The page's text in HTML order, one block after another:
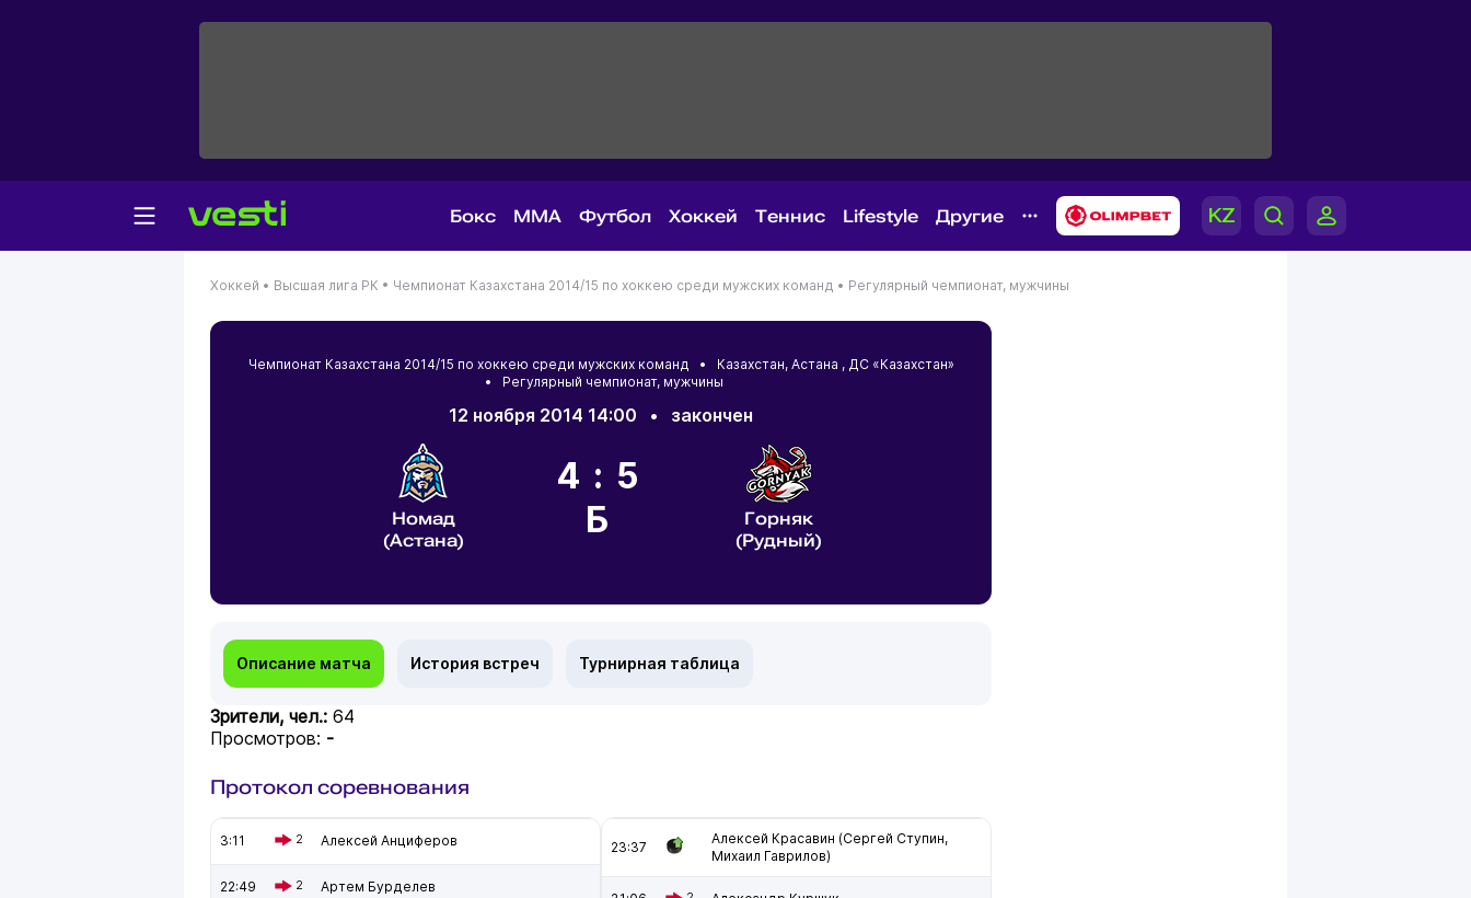
Бокс MMA Футбол Хоккей Теннис Lifestyle Другие
Хоккей • Высшая лига РК • Чемпионат Казахстана 2014/15 по хоккею среди мужских команд • Регулярный чемпионат, мужчины
Чемпионат Казахстана 2014/15 по хоккею среди мужских команд • Казахстан, Астана , ДС «Казахстан»
• Регулярный чемпионат, мужчины
12 ноября 2014 14:00 • закончен
Номад
(Астана)
4:5
Б
Горняк
(Рудный)
Описание матча История встреч Турнирная таблица
Зрители, чел.: 64
Просмотров: -
Протокол соревнования
3:11 2 Алексей Анциферов
22:49 2 Артем Бурделев
23:37
Алексей Красавин (Сергей Ступин,
Михаил Гаврилов)